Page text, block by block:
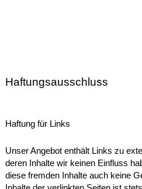
Haftungsausschluss
Haftung für Links
Unser Angebot enthält Links zu
deren Inhalte wir keinen Einfluss
diese fremden Inhalte auch keine